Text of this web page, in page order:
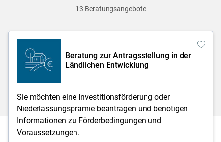
13 Beratungsangebote
Beratung zur Antragsstellung in der
Ländlichen Entwicklung
Sie möchten eine Investitionsförderung oder
Niederlassungsprämie beantragen und benötigen
Informationen zu Förderbedingungen und
Voraussetzungen.